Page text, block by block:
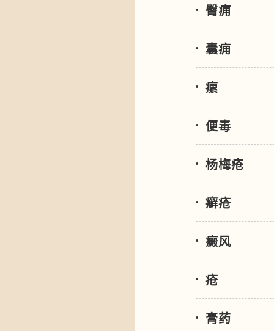
臀痈
囊痈
瘰
便毒
杨梅疮
癣疮
癜风
疮
膏药